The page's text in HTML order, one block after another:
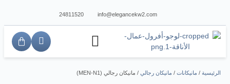
info@elegancekw2.com
24811520
الرئيسية / مانيكانات / مانيكان رجالي / مانيكان رجالي (MEN-N1)